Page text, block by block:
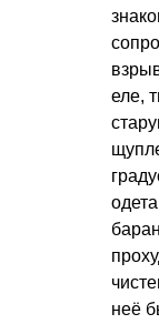
еле,
неё